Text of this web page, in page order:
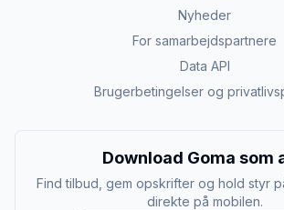
Nyheder
For samarbejdspartnere
Data API
Brugerbetingelser og
Download Goma som
Find tilbud, gem opskrifter og hold styr
direkte på mobilen.